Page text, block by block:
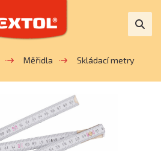
Měřidla Skládací metry